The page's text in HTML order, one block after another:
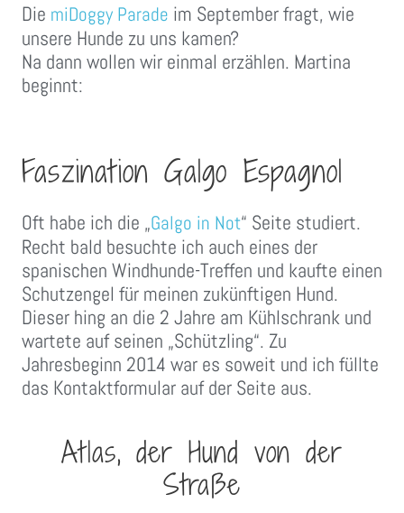
Die miDoggy Parade im September fragt, wie
unsere Hunde zu uns kamen?
Na dann wollen wir einmal erzählen. Martina
beginnt:
Faszination Galgo Espagnol
Oft habe ich die „Galgo in Not“ Seite studiert.
Recht bald besuchte ich auch eines der
spanischen Windhunde-Treffen und kaufte einen
Schutzengel für meinen zukünftigen Hund.
Dieser hing an die 2 Jahre am Kühlschrank und
wartete auf seinen „Schützling“. Zu
Jahresbeginn 2014 war es soweit und ich füllte
das Kontaktformular auf der Seite aus.
Atlas, der Hund von der
Straße